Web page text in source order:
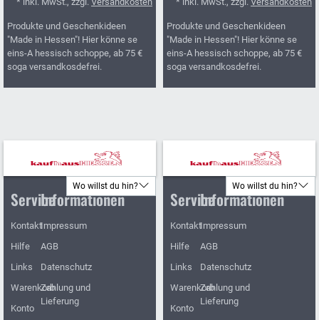
Produkte und Geschenkideen
"Made in Hessen"! Hier könne se
eins-A hessisch schoppe, ab 75 €
soga versandkosdefrei.
Produkte und Geschenkideen
"Made in Hessen"! Hier könne se
eins-A hessisch schoppe, ab 75 €
soga versandkosdefrei.
Wo willst du hin?
Service
Kontakt
Hilfe
Links
Warenkorb
Konto
Informationen
Impressum
AGB
Datenschutz
Zahlung und
Lieferung
Wo willst du hin?
Service
Kontakt
Hilfe
Links
Warenkorb
Konto
Informationen
Impressum
AGB
Datenschutz
Zahlung und
Lieferung